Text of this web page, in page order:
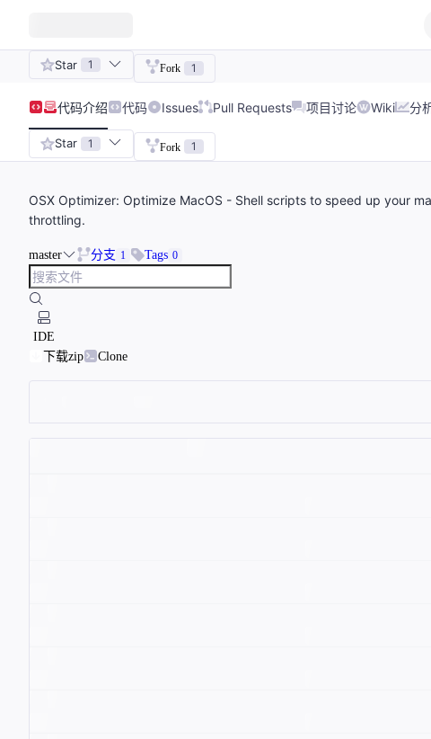
Star 1 Fork 1
代码介绍 代码 Issues Pull Requests 项目讨论 Wiki 分
Star 1 Fork 1
OSX Optimizer: Optimize MacOS - Shell scripts to speed up your
throttling.
master 分支 1 Tags 0
IDE
下载zip
Clone